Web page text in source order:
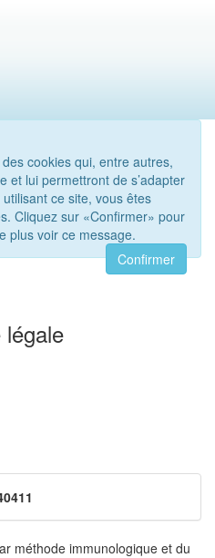
cookies qui, entre autres,
et lui permettront de s’adapter
ce site, vous êtes
Cliquez sur «Confirmer» pour
plus voir ce message.
Confirmer
méthode immunologique et du